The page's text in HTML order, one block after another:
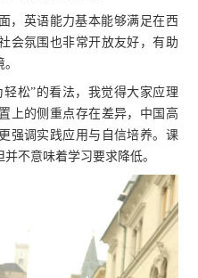
，英语能力基本能够满足在西
会氛围也非常开放友好，有助
松”的看法，我觉得大家应理
上的侧重点存在差异，中国高
强调实践应用与自信培养。课
不意味着学习要求降低。